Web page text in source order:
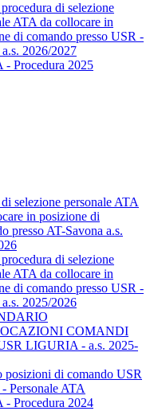
di selezione
ATA da collocare in
di comando presso USR -
2026/2027
- Procedura 2025
selezione personale ATA
in posizione di
presso AT-Savona a.s.
di selezione
ATA da collocare in
di comando presso USR -
2025/2026
COMANDI
LIGURIA - a.s. 2025-
posizioni di comando USR
Personale ATA
- Procedura 2024